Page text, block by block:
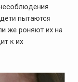
пытаются
же роняют их на
к их